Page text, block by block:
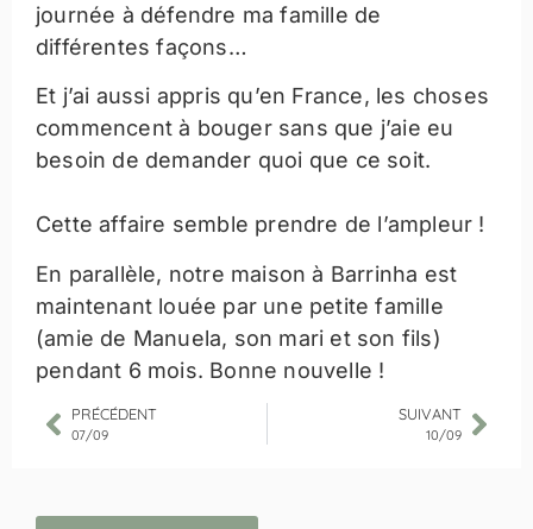
journée à défendre ma famille de
différentes façons…
Et j’ai aussi appris qu’en France, les choses
commencent à bouger sans que j’aie eu
besoin de demander quoi que ce soit.
Cette affaire semble prendre de l’ampleur !
En parallèle, notre maison à Barrinha est
maintenant louée par une petite famille
(amie de Manuela, son mari et son fils)
pendant 6 mois. Bonne nouvelle !
PRÉCÉDENT
07/09
SUIVANT
10/09